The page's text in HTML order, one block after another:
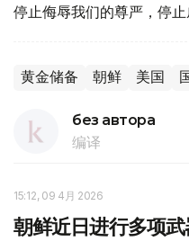
停止侮辱我们的尊严，停
黄金储备 朝鲜 美国
без автора
编译
15:12, 09 4月 2026
朝鲜近日进行多项